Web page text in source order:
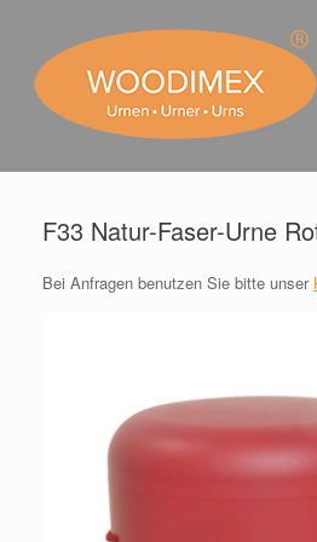
springen
F33 Natur-Faser-Urne
Bei Anfragen benutzen Sie bitte unser